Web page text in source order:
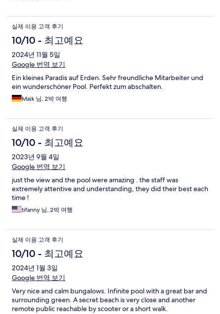
실제 이용 고객 후기
10/10 - 최고예요
2024년 11월 5일
Google 번역 보기
Ein kleines Paradis auf Erden. Sehr freundliche Mitarbeiter und
ein wunderschöner Pool. Perfekt zum abschalten.
Maik 님, 2박 여행
실제 이용 고객 후기
10/10 - 최고예요
2023년 9월 4일
Google 번역 보기
just the view and the pool were amazing . the staff was
extremely attentive and understanding, they did their best each
time !
tifanny 님, 2박 여행
실제 이용 고객 후기
10/10 - 최고예요
2024년 1월 3일
Google 번역 보기
Very nice and calm bungalows. Infinite pool with a great bar and
surrounding green. A secret beach is very close and another
remote public reachable by scooter or a short walk.